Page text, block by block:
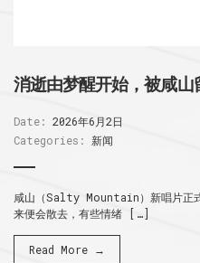
消逝由梦醒开始，被咸山
Date: 2026年6月2日
Categories:
新闻
咸山（Salty Mountain）新唱片正
来便会散去，有些情绪 […]
Read More →